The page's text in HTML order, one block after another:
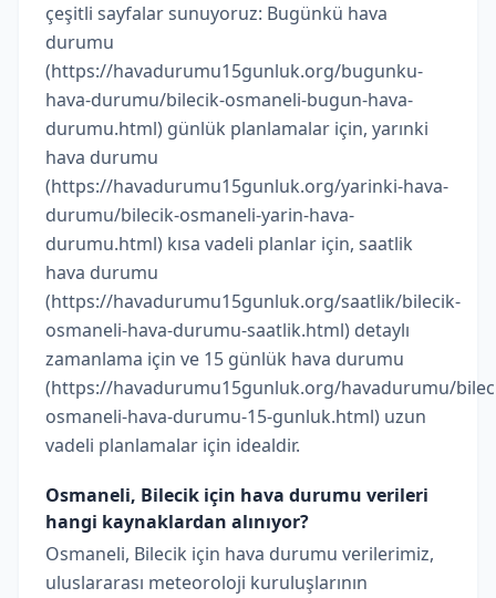
çeşitli sayfalar sunuyoruz: Bugünkü hava
durumu
(https://havadurumu15gunluk.org/bugunku-
hava-durumu/bilecik-osmaneli-bugun-hava-
durumu.html) günlük planlamalar için, yarınki
hava durumu
(https://havadurumu15gunluk.org/yarinki-hava-
durumu/bilecik-osmaneli-yarin-hava-
durumu.html) kısa vadeli planlar için, saatlik
hava durumu
(https://havadurumu15gunluk.org/saatlik/bilecik-
osmaneli-hava-durumu-saatlik.html) detaylı
zamanlama için ve 15 günlük hava durumu
(https://havadurumu15gunluk.org/havadurumu/
osmaneli-hava-durumu-15-gunluk.html) uzun
vadeli planlamalar için idealdir.
Osmaneli, Bilecik için hava durumu verileri
hangi kaynaklardan alınıyor?
Osmaneli, Bilecik için hava durumu verilerimiz,
uluslararası meteoroloji kuruluşlarının